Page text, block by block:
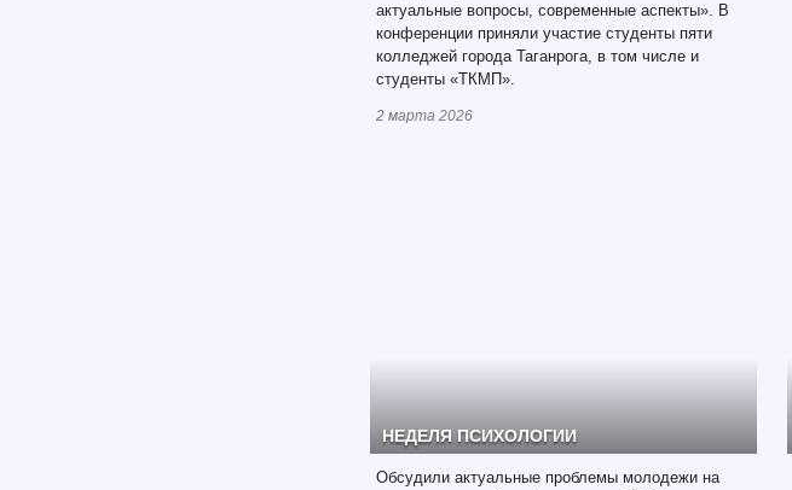
актуальные вопросы, современные аспекты». В
конференции приняли участие студенты пяти
колледжей города Таганрога, в том числе и
студенты «ТКМП».
2 марта 2026
НЕДЕЛЯ ПСИХОЛОГИИ
Обсудили актуальные проблемы молодежи на